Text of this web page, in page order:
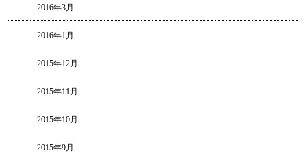
2016年3月
2016年1月
2015年12月
2015年11月
2015年10月
2015年9月